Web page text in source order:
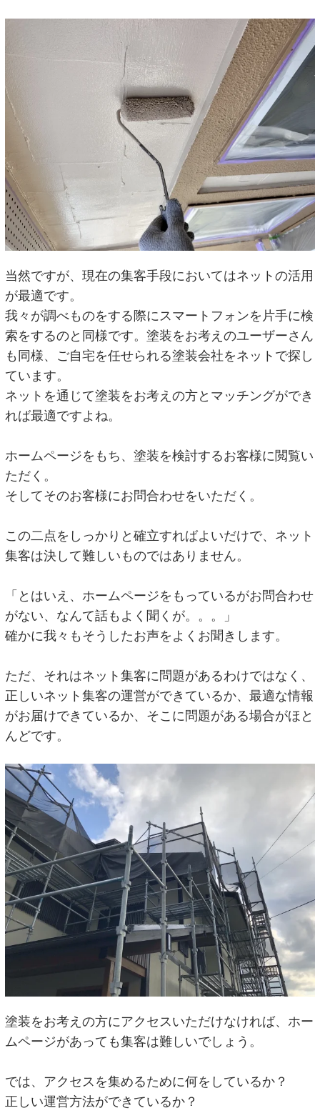
当然ですが、現在の集客手段においてはネットの活用
が最適です。
我々が調べものをする際にスマートフォンを片手に検
索をするのと同様です。塗装をお考えのユーザーさん
も同様、ご自宅を任せられる塗装会社をネットで探し
ています。
ネットを通じて塗装をお考えの方とマッチングができ
れば最適ですよね。
ホームページをもち、塗装を検討するお客様に閲覧い
ただく。
そしてそのお客様にお問合わせをいただく。
この二点をしっかりと確立すればよいだけで、ネット
集客は決して難しいものではありません。
「とはいえ、ホームページをもっているがお問合わせ
がない、なんて話もよく聞くが。。。」
確かに我々もそうしたお声をよくお聞きします。
ただ、それはネット集客に問題があるわけではなく、
正しいネット集客の運営ができているか、最適な情報
がお届けできているか、そこに問題がある場合がほと
んどです。
塗装をお考えの方にアクセスいただけなければ、ホー
ムページがあっても集客は難しいでしょう。
では、アクセスを集めるために何をしているか？
正しい運営方法ができているか？